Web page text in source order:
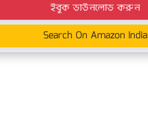
ইবুক ডাউনলোড করুন
Search On Amazon India